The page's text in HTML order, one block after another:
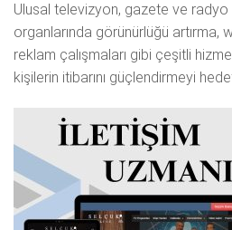
Ulusal televizyon, gazete ve
organlarında görünürlüğü artırma,
reklam çalışmaları gibi çeşitli
kişilerin itibarını güçlendirmeyi